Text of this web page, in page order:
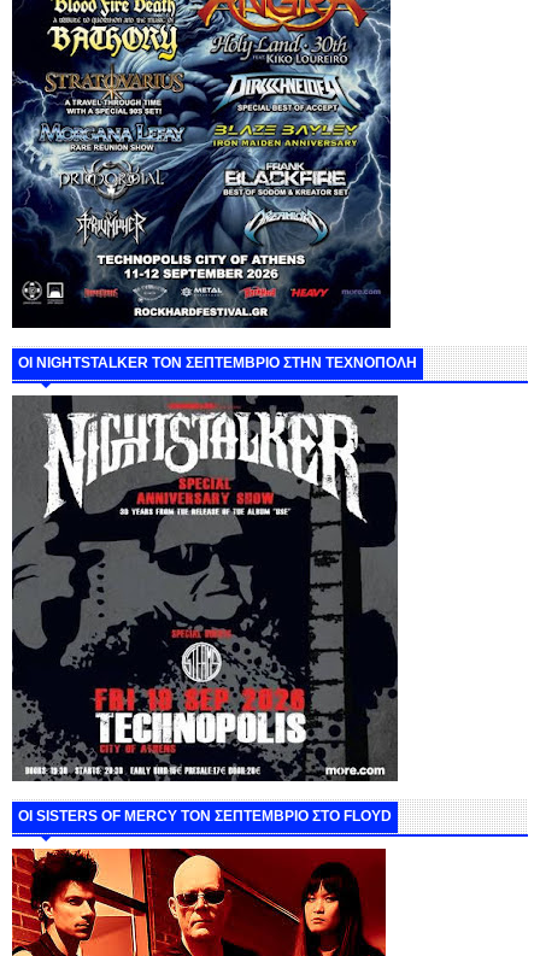
ΟΙ NIGHTSTALKER ΤΟΝ ΣΕΠΤΕΜΒΡΙΟ ΣΤΗΝ ΤΕΧΝΟΠΟΛΗ
ΟΙ SISTERS OF MERCY ΤΟΝ ΣΕΠΤΕΜΒΡΙΟ ΣΤΟ FLOYD